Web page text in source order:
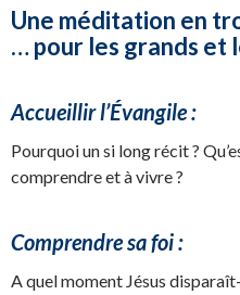
Une méditation en
… pour les grands et
Accueillir l’Évangile :
Pourquoi un si long récit ?
comprendre et à vivre ?
Comprendre sa foi :
A quel moment Jésus